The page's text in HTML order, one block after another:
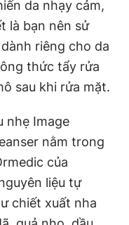
da nhạy cảm,
là bạn nên sử
riêng cho da
thức tẩy rửa
sau khi rửa mặt.
nhẹ Image
nằm trong
của
liệu tự
chiết xuất nha